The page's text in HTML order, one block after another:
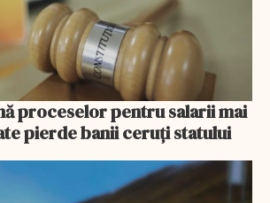
proceselor pentru salarii mai
pierde banii ceruți statului